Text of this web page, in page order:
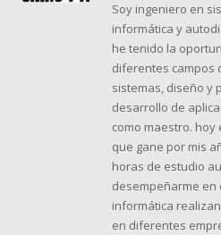
Soy ingeniero en
informática y
he tenido la
diferentes campos
sistemas, diseño y
desarrollo de
como maestro. hoy
que gane por mis
horas de estudio
desempeñarme en
informática
en diferentes